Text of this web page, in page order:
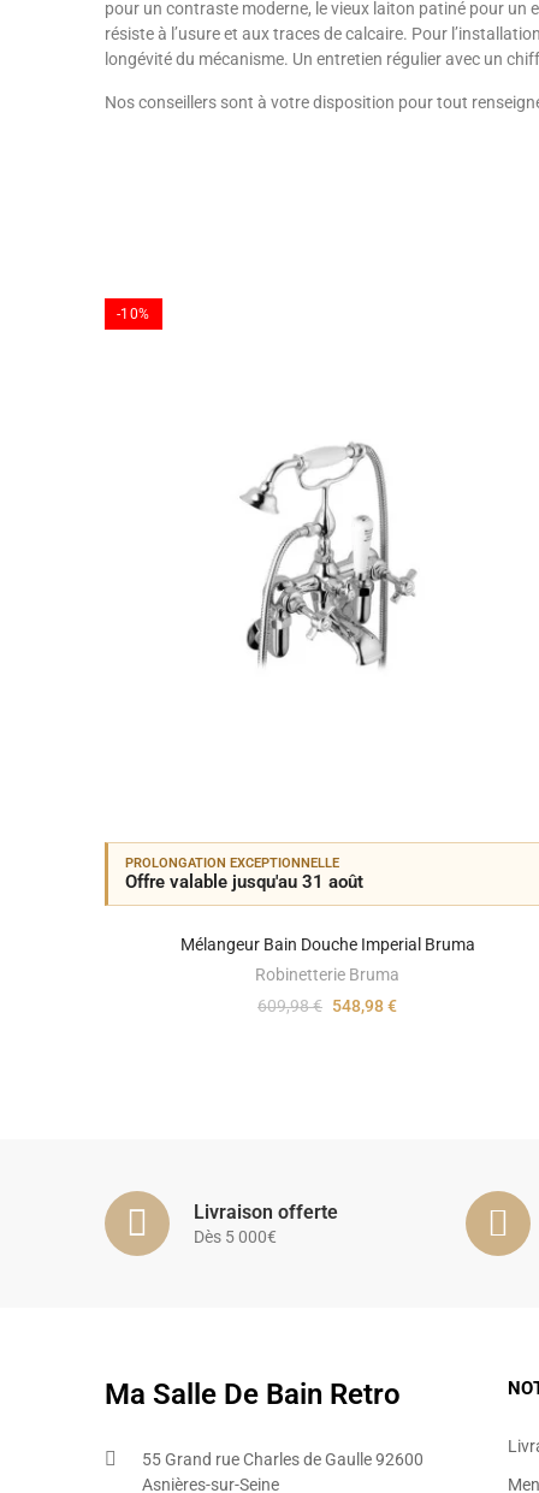
pour un contraste moderne, le vieux laiton patiné pour un
résiste à l’usure et aux traces de calcaire. Pour
longévité du mécanisme. Un entretien régulier avec un
Nos conseillers sont à votre disposition pour tout
-10%
PROLONGATION EXCEPTIONNELLE
Offre valable jusqu'au 31 août
Mélangeur Bain Douche Imperial Bruma
Robinetterie Bruma
609,98 € 548,98 €
Livraison offerte
Dès 5 000€
Ma Salle De Bain Retro
55 Grand rue Charles de Gaulle 92600
Asnières-sur-Seine